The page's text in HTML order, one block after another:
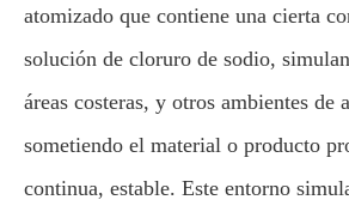
atomizado que contiene una cierta
solución de cloruro de sodio,
áreas costeras, y otros ambientes de
sometiendo el material o producto
continua, estable. Este entorno